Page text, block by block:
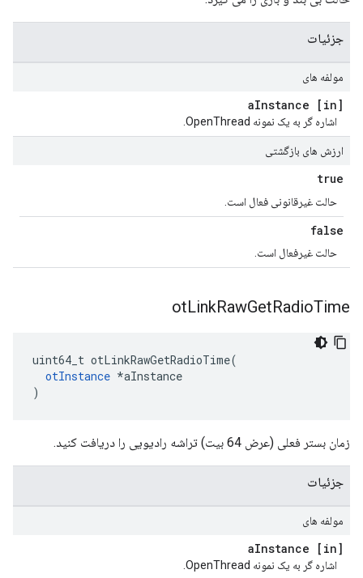
جزئیات
مولفه های
[in] a
Instance
اشاره گر به یک نمونه OpenThread.
ارزش های بازگشتی
true
حالت غیرقانونی فعال است.
false
حالت غیرفعال است.
otLinkRawGetRadioTime
uint64_t otLinkRawGetRadioTime(
otInstance *aInstance
)
زمان بستر فعلی (عرض 64 بیت) تراشه رادیویی را دریافت کنید.
جزئیات
مولفه های
[in] a
Instance
اشاره گر به یک نمونه OpenThread.